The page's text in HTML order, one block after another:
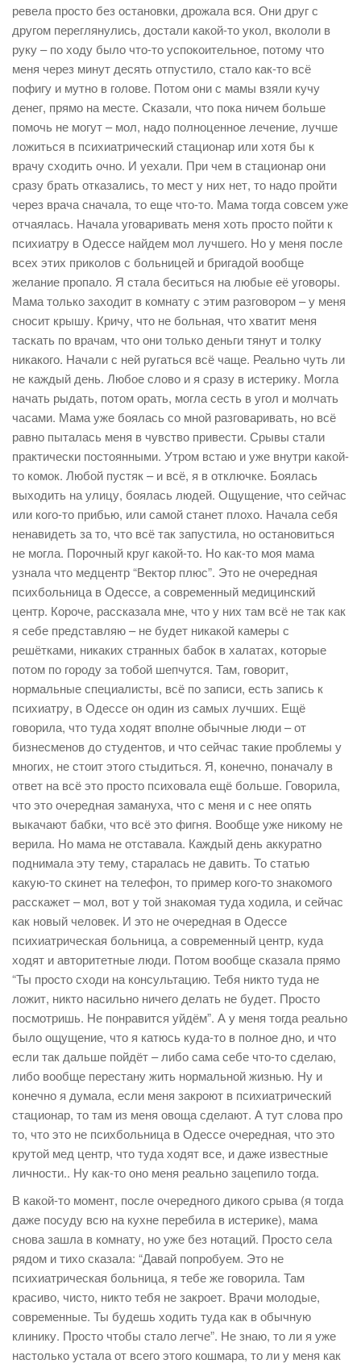
ревела просто без остановки, дрожала вся. Они друг с
другом переглянулись, достали какой-то укол, вкололи в
руку – по ходу было что-то успокоительное, потому что
меня через минут десять отпустило, стало как-то всё
пофигу и мутно в голове. Потом они с мамы взяли кучу
денег, прямо на месте. Сказали, что пока ничем больше
помочь не могут – мол, надо полноценное лечение, лучше
ложиться в психиатрический стационар или хотя бы к
врачу сходить очно. И уехали. При чем в стационар они
сразу брать отказались, то мест у них нет, то надо пройти
через врача сначала, то еще что-то. Мама тогда совсем уже
отчаялась. Начала уговаривать меня хоть просто пойти к
психиатру в Одессе найдем мол лучшего. Но у меня после
всех этих приколов с больницей и бригадой вообще
желание пропало. Я стала беситься на любые её уговоры.
Мама только заходит в комнату с этим разговором – у меня
сносит крышу. Кричу, что не больная, что хватит меня
таскать по врачам, что они только деньги тянут и толку
никакого. Начали с ней ругаться всё чаще. Реально чуть ли
не каждый день. Любое слово и я сразу в истерику. Могла
начать рыдать, потом орать, могла сесть в угол и молчать
часами. Мама уже боялась со мной разговаривать, но всё
равно пыталась меня в чувство привести. Срывы стали
практически постоянными. Утром встаю и уже внутри какой-
то комок. Любой пустяк – и всё, я в отключке. Боялась
выходить на улицу, боялась людей. Ощущение, что сейчас
или кого-то прибью, или самой станет плохо. Начала себя
ненавидеть за то, что всё так запустила, но остановиться
не могла. Порочный круг какой-то. Но как-то моя мама
узнала что медцентр “Вектор плюс”. Это не очередная
психбольница в Одессе, а современный медицинский
центр. Короче, рассказала мне, что у них там всё не так как
я себе представляю – не будет никакой камеры с
решётками, никаких странных бабок в халатах, которые
потом по городу за тобой шепчутся. Там, говорит,
нормальные специалисты, всё по записи, есть запись к
психиатру, в Одессе он один из самых лучших. Ещё
говорила, что туда ходят вполне обычные люди – от
бизнесменов до студентов, и что сейчас такие проблемы у
многих, не стоит этого стыдиться. Я, конечно, поначалу в
ответ на всё это просто психовала ещё больше. Говорила,
что это очередная замануха, что с меня и с нее опять
выкачают бабки, что всё это фигня. Вообще уже никому не
верила. Но мама не отставала. Каждый день аккуратно
поднимала эту тему, старалась не давить. То статью
какую-то скинет на телефон, то пример кого-то знакомого
расскажет – мол, вот у той знакомая туда ходила, и сейчас
как новый человек. И это не очередная в Одессе
психиатрическая больница, а современный центр, куда
ходят и авторитетные люди. Потом вообще сказала прямо
“Ты просто сходи на консультацию. Тебя никто туда не
ложит, никто насильно ничего делать не будет. Просто
посмотришь. Не понравится уйдём”. А у меня тогда реально
было ощущение, что я катюсь куда-то в полное дно, и что
если так дальше пойдёт – либо сама себе что-то сделаю,
либо вообще перестану жить нормальной жизнью. Ну и
конечно я думала, если меня закроют в психиатрический
стационар, то там из меня овоща сделают. А тут слова про
то, что это не психбольница в Одессе очередная, что это
крутой мед центр, что туда ходят все, и даже известные
личности.. Ну как-то оно меня реально зацепило тогда.
В какой-то момент, после очередного дикого срыва (я тогда
даже посуду всю на кухне перебила в истерике), мама
снова зашла в комнату, но уже без нотаций. Просто села
рядом и тихо сказала: “Давай попробуем. Это не
психиатрическая больница, я тебе же говорила. Там
красиво, чисто, никто тебя не закроет. Врачи молодые,
современные. Ты будешь ходить туда как в обычную
клинику. Просто чтобы стало легче”. Не знаю, то ли я уже
настолько устала от всего этого кошмара, то ли у меня как